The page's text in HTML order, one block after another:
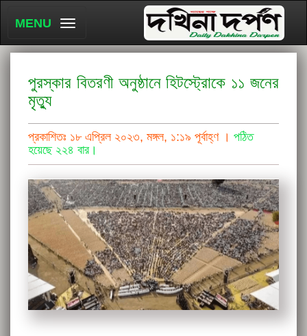
MENU
পুরস্কার বিতরণী অনুষ্ঠানে হিটস্ট্রোকে ১১ জনের
মৃত্যু
প্রকাশিতঃ ১৮ এপ্রিল ২০২৩, মঙ্গল, ১:১৯ পূর্বাহ্ণ । পঠিত
হয়েছে ২২৪ বার।